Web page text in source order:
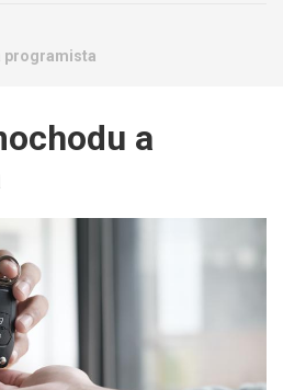
programista
a